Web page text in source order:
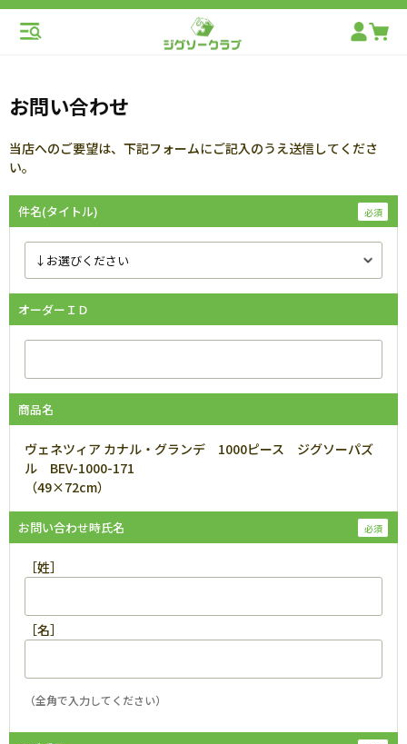
お問い合わせ
当店へのご要望は、下記フォームにご記入のうえ送信してくださ
い。
件名(タイトル)
オーダーＩＤ
商品名
ヴェネツィア カナル・グランデ 1000ピース ジグソーパズ
ル BEV-1000-171
（49×72cm）
お問い合わせ時氏名
［姓］
［名］
（全角で入力してください）